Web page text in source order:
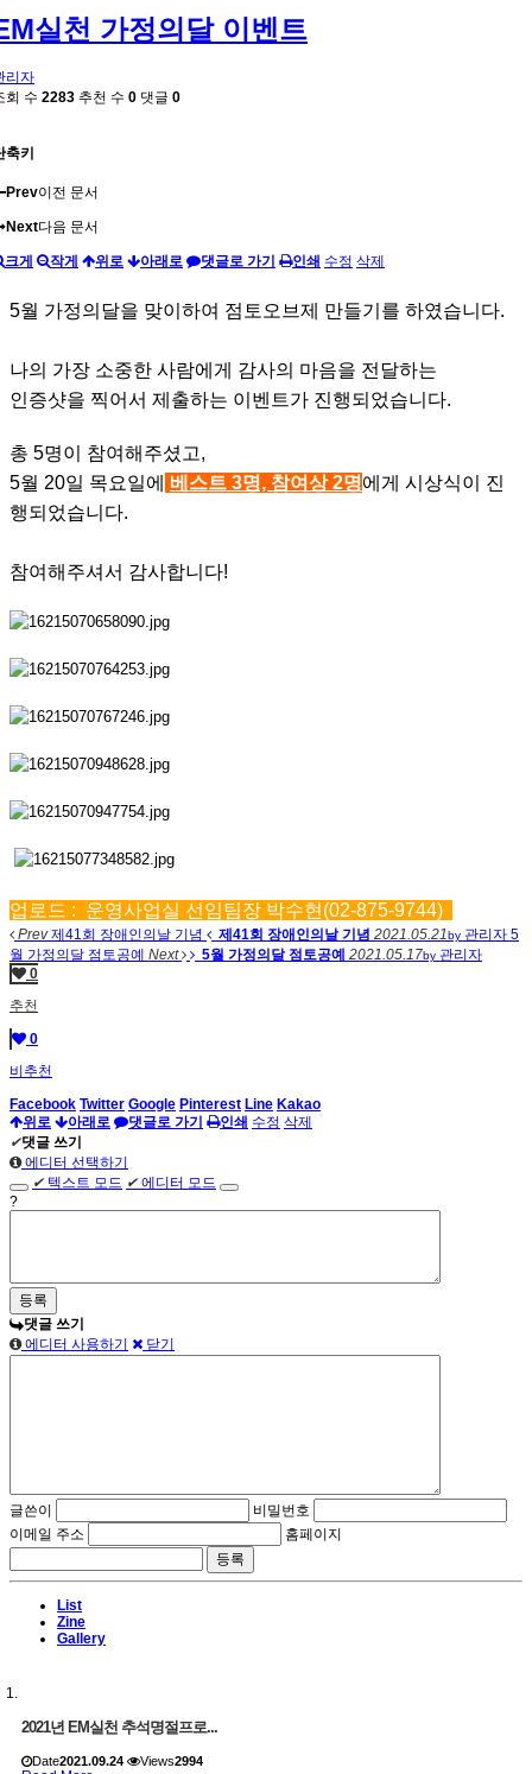
실천 가정의달 이벤트
리자
회 수 2283 추천 수 0 댓글 0
축키
Prev이전 문서
Next다음 문서
크게 작게 위로 아래로 댓글로 가기 인쇄 수정 삭제
5월 가정의달을 맞이하여 점토오브제 만들기를 하였습니다.
나의 가장 소중한 사람에게 감사의 마음을 전달하는
인증샷을 찍어서 제출하는 이벤트가 진행되었습니다.
총 5명이 참여해주셨고,
5월 20일 목요일에 베스트 3명, 참여상 2명에게 시상식이 진
행되었습니다.
참여해주셔서 감사합니다!
업로드 : 운영사업실 선임팀장 박수현(02-875-9744)
Prev제41회 장애인의날 기념 제41회 장애인의날 기념 2021.05.21by 관리자 5
월 가정의달 점토공예 Next 5월 가정의달 점토공예 2021.05.17by 관리자
0
추천
0
비추천
Facebook Twitter Google Pinterest Line Kakao
위로
아래로 댓글로 가기 인쇄 수정 삭제
✔댓글 쓰기
에디터 선택하기
✔ 텍스트 모드 ✔에디터 모드
?
댓글 쓰기
에디터 사용하기
닫기
글쓴이
비밀번호
이메일 주소
홈페이지
List
Zine
Gallery
2021년 EM실천 추석명절프로...
Date2021.09.24 Views2994